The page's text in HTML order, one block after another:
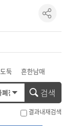
둑
흔한남매
검색
결과내재검색